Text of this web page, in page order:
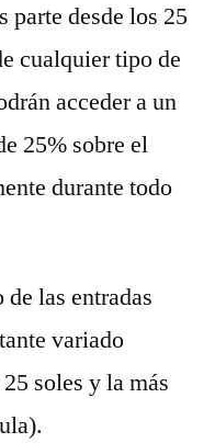
parte desde los 25
cualquier tipo de
acceder a un
25% sobre el
durante todo
las entradas
variado
soles y la más